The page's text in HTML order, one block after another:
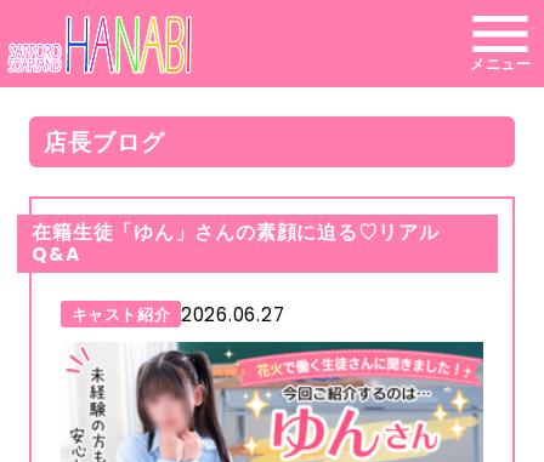
メニュー
店長ブログ
在籍生徒「ゆん」さんの素顔に迫る♡リアル
Q&A
キャスト紹介 2026.06.27